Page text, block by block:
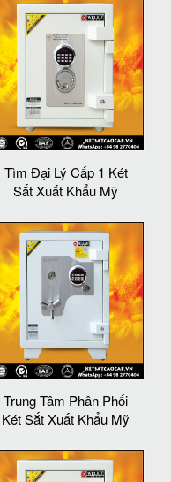
Tìm Đại Lý Cấp 1 Két
Sắt Xuất Khẩu Mỹ
Trung Tâm Phân Phối
Két Sắt Xuất Khẩu Mỹ